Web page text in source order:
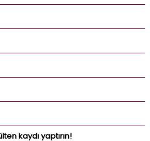
kaydı yaptırın!